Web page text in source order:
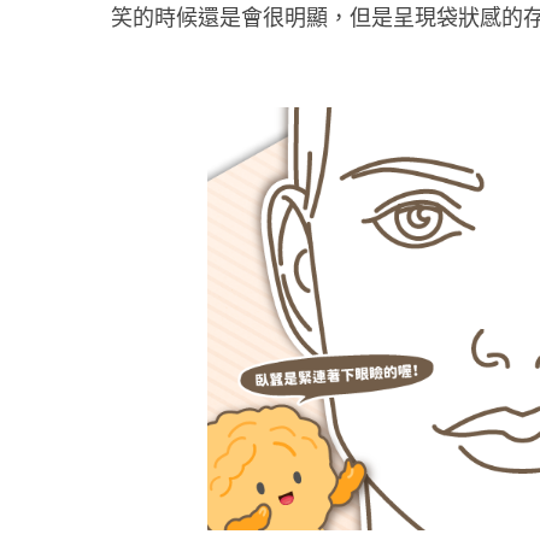
笑的時候還是會很明顯，但是呈現袋狀感的